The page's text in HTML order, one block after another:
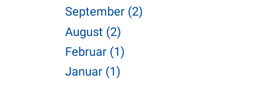
September (2)
August (2)
Februar (1)
Januar (1)